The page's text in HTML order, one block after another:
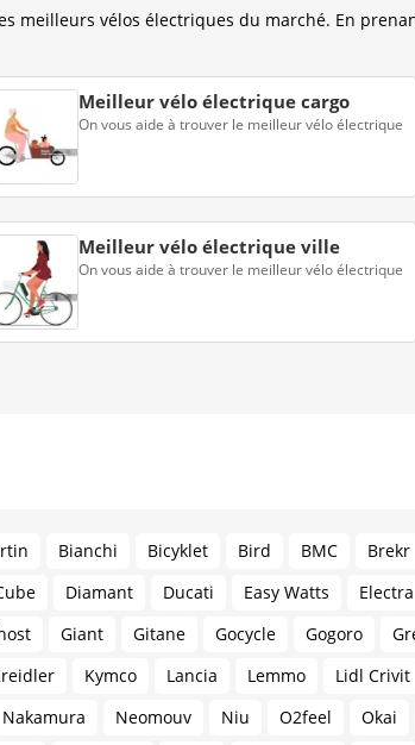
meilleurs vélos électriques du marché. En
Meilleur vélo électrique cargo
On vous aide à trouver le meilleur vélo électrique
Meilleur vélo électrique ville
On vous aide à trouver le meilleur vélo électrique
Bianchi Bicyklet Bird BMC Brekr
Diamant Ducati Easy Watts Electra
Giant Gitane Gocycle Gogoro
Kymco Lancia Lemmo Lidl Crivit
Nakamura Neomouv Niu O2feel Okai